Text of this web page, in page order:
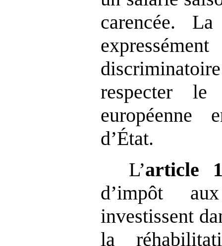
carencée.
respecter
européenne
d’État.
L’article
d’impôt
investissent
la